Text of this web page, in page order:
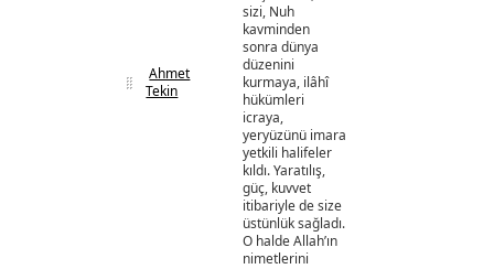
Ahmet
Tekin
sizi, Nuh
kavminden
sonra dünya
düzenini
kurmaya, ilâhî
hükümleri
icraya,
yeryüzünü imara
yetkili halifeler
kıldı. Yaratılış,
güç, kuvvet
itibariyle de size
üstünlük sağladı.
O halde Allah’ın
nimetlerini